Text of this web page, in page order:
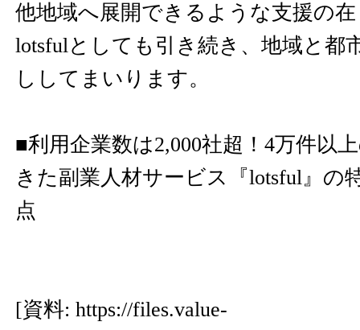
他地域へ展開できるような支援の
lotsfulとしても引き続き、地域と都
ししてまいります。
■利用企業数は2,000社超！4万件以
きた副業人材サービス『lotsful』の
点
[資料: https://files.value-